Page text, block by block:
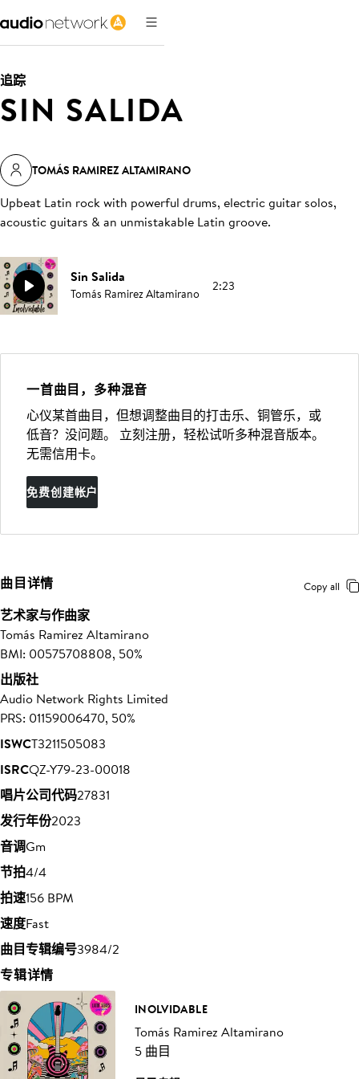
追踪
SIN SALIDA
TOMÁS RAMIREZ ALTAMIRANO
Upbeat Latin rock with powerful drums, electric guitar solos,
acoustic guitars & an unmistakable Latin groove.
Sin Salida
Tomás Ramirez Altamirano 2:23
一首曲目，多种混音
心仪某首曲目，但想调整曲目的打击乐、铜管乐，或
低音？没问题。 立刻注册，轻松试听多种混音版本。
无需信用卡。
免费创建帐户
曲目详情 Copy all
艺术家与作曲家
Tomás Ramirez Altamirano
BMI: 00575708808, 50%
出版社
Audio Network Rights Limited
PRS: 01159006470, 50%
ISWCT3211505083
ISRCQZ-Y79-23-00018
唱片公司代码27831
发行年份2023
音调Gm
节拍4/4
拍速156 BPM
速度Fast
曲目专辑编号3984/2
专辑详情
INOLVIDABLE
Tomás Ramirez Altamirano
5 曲目